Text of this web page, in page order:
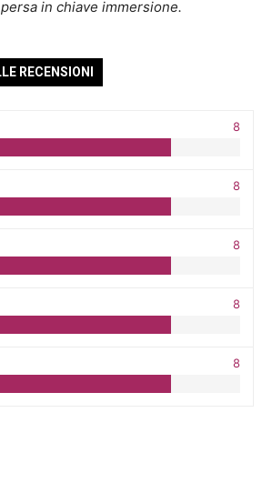
in chiave immersione.
RECENSIONI
8
8
8
8
8